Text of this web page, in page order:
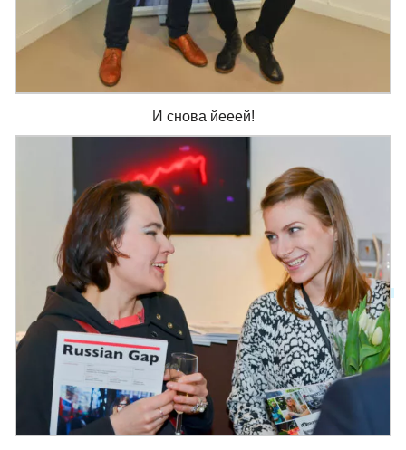
И снова йееей!